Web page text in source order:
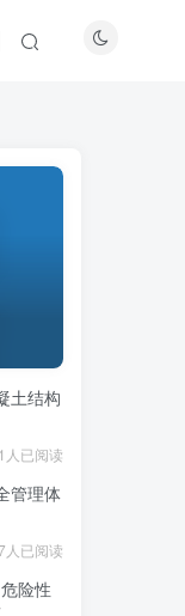
土结构
人已阅读
管理体
人已阅读
险性
土结构
人已阅读
管理体
人已阅读
险性